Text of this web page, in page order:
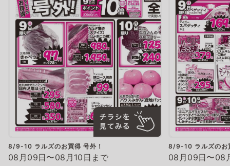
8/9-10 ラルズのお買得 号外！
08月09日〜08月10日まで
8/9-10 ラルズのお
08月09日〜08